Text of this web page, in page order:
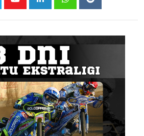
LinkedInWhatsappReddit